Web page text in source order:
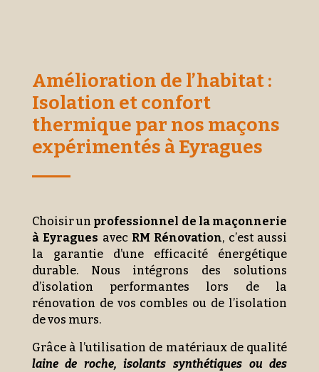
Amélioration de l’habitat :
Isolation et confort
thermique par nos maçons
expérimentés à Eyragues
Choisir un professionnel de la maçonnerie
à Eyragues avec RM Rénovation, c’est aussi
la garantie d’une efficacité énergétique
durable. Nous intégrons des solutions
d’isolation performantes lors de la
rénovation de vos combles ou de l’isolation
de vos murs.
Grâce à l’utilisation de matériaux de qualité
laine de roche, isolants synthétiques ou des